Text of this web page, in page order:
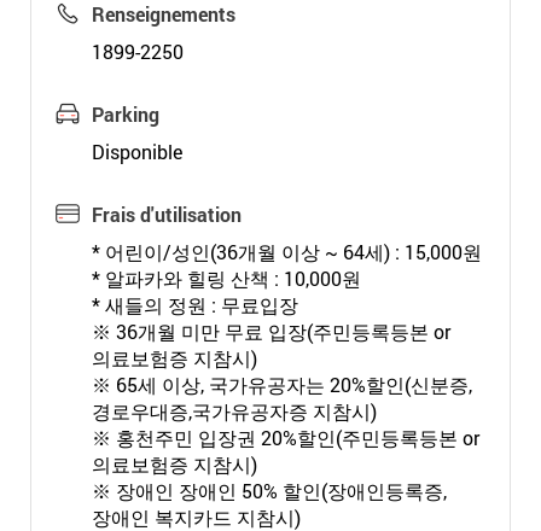
Renseignements
1899-2250
Parking
Disponible
Frais d'utilisation
* 어린이/성인(36개월 이상 ~ 64세) : 15,000원
* 알파카와 힐링 산책 : 10,000원
* 새들의 정원 : 무료입장
※ 36개월 미만 무료 입장(주민등록등본 or
의료보험증 지참시)
※ 65세 이상, 국가유공자는 20%할인(신분증,
경로우대증,국가유공자증 지참시)
※ 홍천주민 입장권 20%할인(주민등록등본 or
의료보험증 지참시)
※ 장애인 장애인 50% 할인(장애인등록증,
장애인 복지카드 지참시)